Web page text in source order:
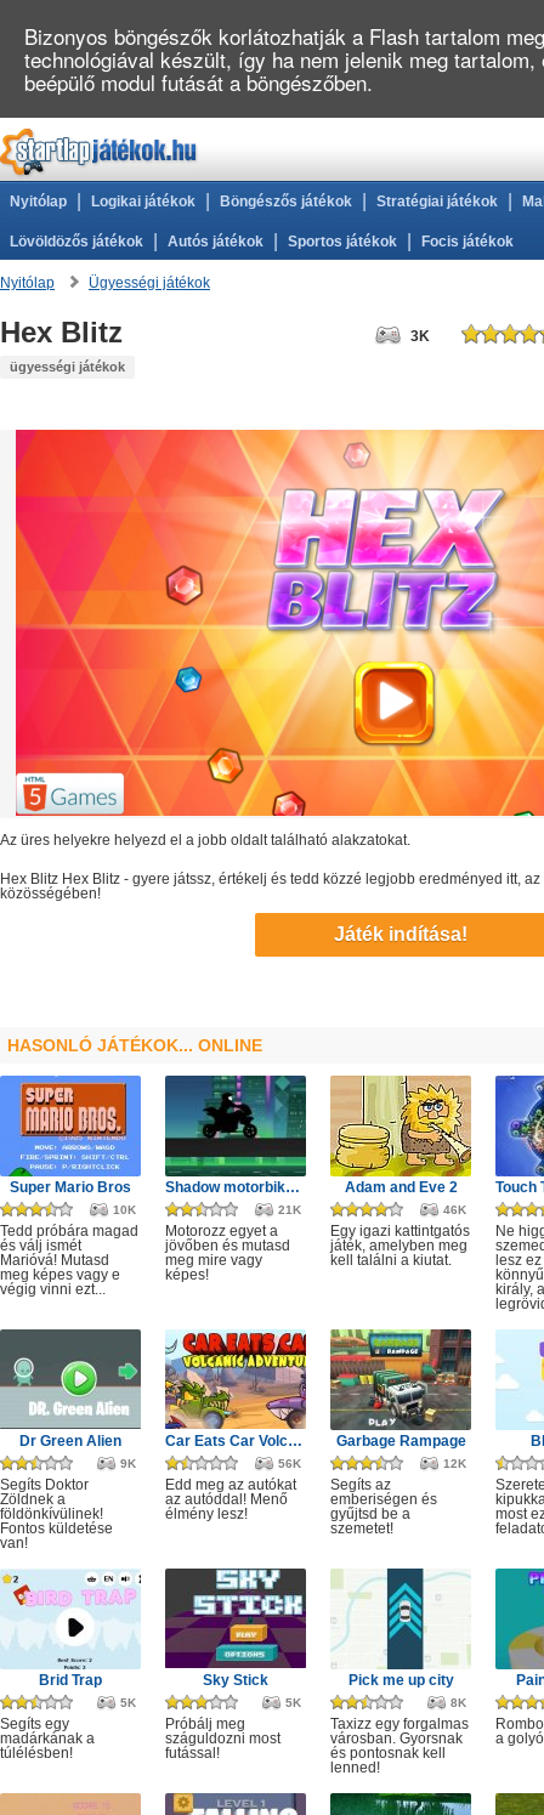
Nyitólap Logikai játékok Böngészős játékok Stratégiai játékok
Lövöldözős játékok Autós játékok Sportos játékok Focis játékok
Nyitólap Ügyességi játékok
Hex Blitz
ügyességi játékok
3K
Az üres helyekre helyezd el a jobb oldalt található alakzatokat.
Hex Blitz - gyere játssz, értékelj és tedd közzé legjobb eredményed itt,
Hex Blitz
közösségében!
Játék indítása!
HASONLÓ JÁTÉKOK... ONLINE
Super Mario Bros
10K
Tedd próbára magad
és válj ismét
Marióvá! Mutasd
meg képes vagy e
végig vinni ezt...
Shadow motorbike rider game
21K
Motorozz egyet a
jövőben és mutasd
meg mire vagy
képes!
Adam and Eve 2
46K
Egy igazi kattintgatós
játék, amelyben meg
kell találni a kiutat.
Ne
lesz
király,
Dr Green Alien
9K
Segíts Doktor
Zöldnek a
földönkívülinek!
Fontos küldetése
van!
Car Eats Car Volcanic Adventure
56K
Edd meg az autókat
az autóddal! Menő
élmény lesz!
Garbage Rampage
12K
Segíts az
emberiségen és
gyűjtsd be a
szemetet!
most
Brid Trap
5K
Segíts egy
madárkának a
túlélésben!
Sky Stick
5K
Próbálj meg
száguldozni most
futással!
Pick me up city
8K
Taxizz egy forgalmas
városban. Gyorsnak
és pontosnak kell
lenned!
a
Bizonyos böngészők korlátozhatják a Flash tartalom
technológiával készült, így ha nem jelenik meg
beépülő modul futását a böngészőben.